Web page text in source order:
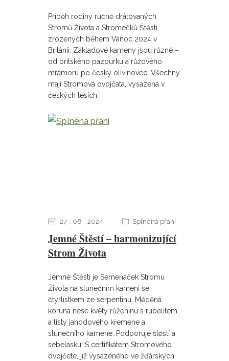
Příběh rodiny ručně drátovaných
Stromů Života a Stromečků Štěstí,
zrozených během Vánoc 2024 v
Británii. Základové kameny jsou různé –
od britského pazourku a růžového
mramoru po český olivínovec. Všechny
mají Stromová dvojčata, vysazená v
českých lesích.
Jemné Štěstí – harmonizující
Strom Života
27 08 2024 Splněná přání
Jemné Štěstí je Semenáček Stromu
Života na slunečním kameni se
čtyřlístkem ze serpentinu. Měděná
koruna nese květy růženínu s rubelitem
a listy jahodového křemene a
slunečního kamene. Podporuje štěstí a
sebelásku. S certifikátem Stromového
dvojčete, již vysazeného ve žďárských